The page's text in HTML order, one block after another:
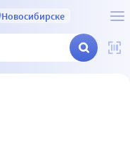
Новосибирске